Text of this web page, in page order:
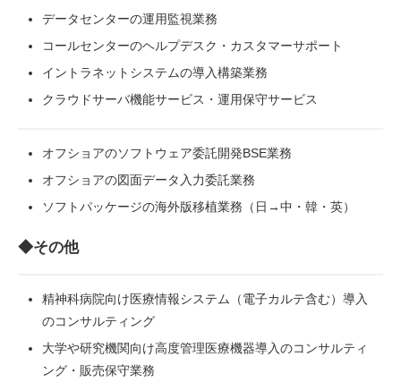
データセンターの運用監視業務
コールセンターのヘルプデスク・カスタマーサポート
イントラネットシステムの導入構築業務
クラウドサーバ機能サービス・運用保守サービス
オフショアのソフトウェア委託開発BSE業務
オフショアの図面データ入力委託業務
ソフトパッケージの海外版移植業務（日→中・韓・英）
◆その他
精神科病院向け医療情報システム（電子カルテ含む）導入
のコンサルティング
大学や研究機関向け高度管理医療機器導入のコンサルティ
ング・販売保守業務